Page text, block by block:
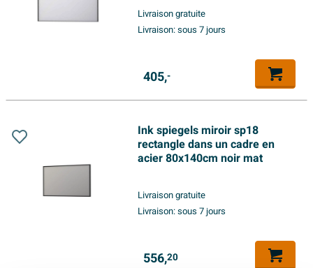
Livraison gratuite
Livraison:sous 7 jours
405,-
Ink spiegels miroir sp18
rectangle dans un cadre en
acier 80x140cm noir mat
Livraison gratuite
Livraison:sous 7 jours
556,20